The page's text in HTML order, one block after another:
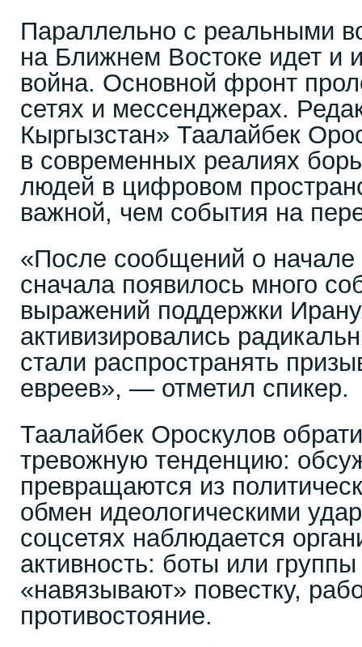
Параллельно с реальными
на Ближнем Востоке идет и
война. Основной фронт
сетях и мессенджерах.
Кыргызстан» Таалайбек
в современных реалиях
людей в цифровом
важной, чем события на
«После сообщений о начале
сначала появилось много
выражений поддержки
активизировались
стали распространять
евреев», — отметил спикер.
Таалайбек Ороскулов
тревожную тенденцию:
превращаются из
обмен идеологическими
соцсетях наблюдается
активность: боты или
«навязывают» повестку,
противостояние.